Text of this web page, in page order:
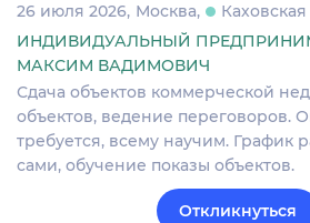
26 июля 2026 Москва
Каховская
ИНДИВИДУАЛЬНЫЙ
МАКСИМ ВАДИМОВИЧ
Сдача объектов коммерческой
объектов, ведение переговоров.
требуется, всему научим. График
сами, обучение показы объектов.
Откликнуться